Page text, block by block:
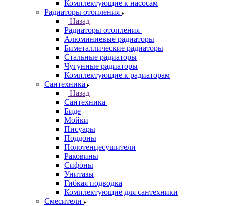
Комплектующие к насосам
Радиаторы отопления
Назад
Радиаторы отопления
Алюминиевые радиаторы
Биметаллические радиаторы
Стальные радиаторы
Чугунные радиаторы
Комплектующие к радиаторам
Сантехника
Назад
Сантехника
Биде
Мойки
Писуары
Поддоны
Полотенцесушители
Раковины
Сифоны
Унитазы
Гибкая подводка
Комплектующие для сантехники
Смесители